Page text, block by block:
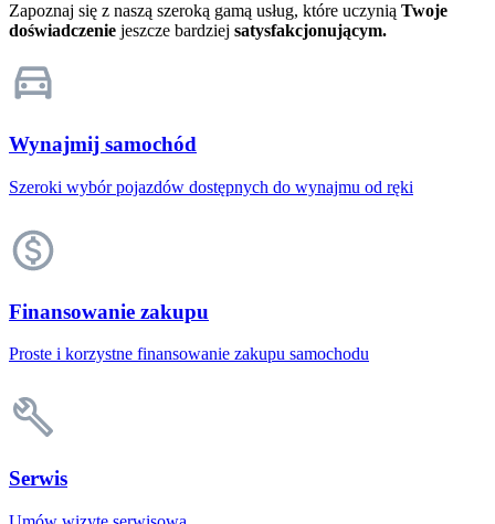
Zapoznaj się z naszą szeroką gamą usług, które uczynią Twoje
doświadczenie jeszcze bardziej satysfakcjonującym.
Wynajmij samochód
Szeroki wybór pojazdów dostępnych do wynajmu od ręki
Finansowanie zakupu
Proste i korzystne finansowanie zakupu samochodu
Serwis